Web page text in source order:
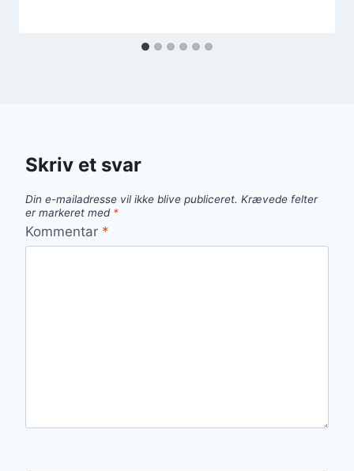
Skriv et svar
Din e-mailadresse vil ikke blive publiceret. Krævede felter
er markeret med *
Kommentar *